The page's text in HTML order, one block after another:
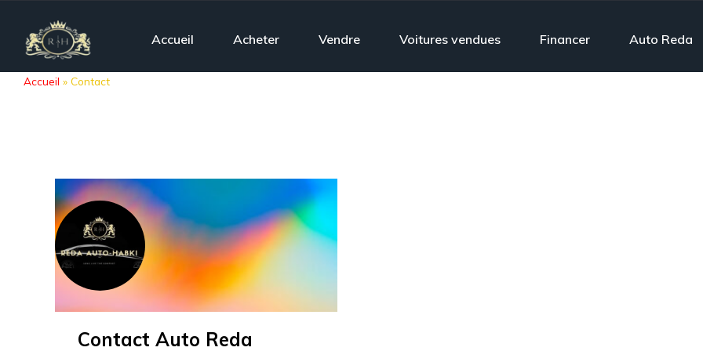
Accueil Acheter Vendre Voitures vendues Financer Auto Reda
Accueil » Contact
Contact Auto Reda